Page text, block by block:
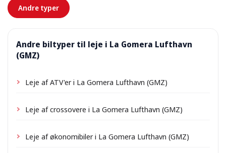
Andre typer
Andre biltyper til leje i La Gomera Lufthavn
(GMZ)
Leje af ATV'er i La Gomera Lufthavn (GMZ)
Leje af crossovere i La Gomera Lufthavn (GMZ)
Leje af økonomibiler i La Gomera Lufthavn (GMZ)